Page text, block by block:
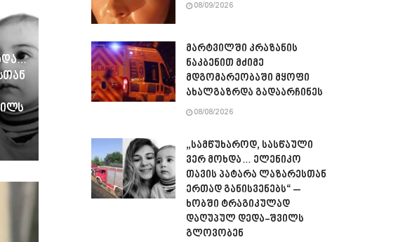
08/09/2026
მარტვილში კრაზანის
ნაკბენით მძიმე
მდგომარეობაში მყოფი
ახალგაზრდა გადაარჩინეს
08/08/2026
„სამწუხაროდ, სასწაული
ვერ მოხდა… ელენიკო
თავის პატარა ლაზარესთან
ერთად განისვენებს“ –
ხობში ტრაგიკულად
დაღუპულ დედა-შვილს
გლოვობენ